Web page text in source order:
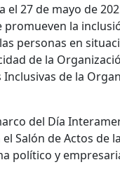
el 27 de mayo de
la
personas en
de la
de la
del Día
Salón de Actos de
político y